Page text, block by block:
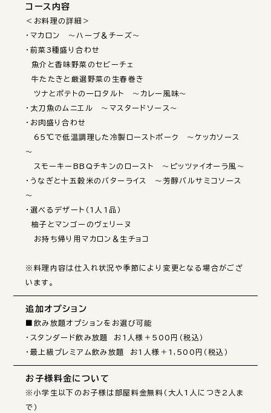
コース内容
＜お料理の詳細＞
・マカロン　～ハーブ＆チーズ～
・前菜3種盛り合わせ
魚介と香味野菜のセビーチェ
牛たたきと厳選野菜の生春巻き
ツナとポテトの一口タルト　～カレー風味～
・太刀魚のムニエル　～マスタードソース～
・お肉盛り合わせ
65℃で低温調理した冷製ローストポーク　～ケッカソース
～
スモーキーBBQチキンのロースト　～ピッツァイオーラ風～
・うなぎと十五穀米のバターライス　～芳醇バルサミコソース
～
・選べるデザート（1人1品）
柚子とマンゴーのヴェリーヌ
お持ち帰り用マカロン＆生チョコ
※料理内容は仕入れ状況や季節により変更となる場合がござ
います。
追加オプション
■飲み放題オプションをお選び可能
・スタンダード飲み放題　お1人様＋500円（税込）
・最上級プレミアム飲み放題　お1人様＋1,500円（税込）
お子様料金について
※小学生以下のお子様は部屋料金無料（大人1人につき2人ま
で）